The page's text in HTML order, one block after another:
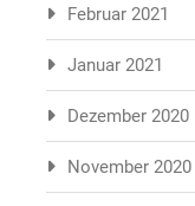
Februar 2021
Januar 2021
Dezember 2020
November 2020